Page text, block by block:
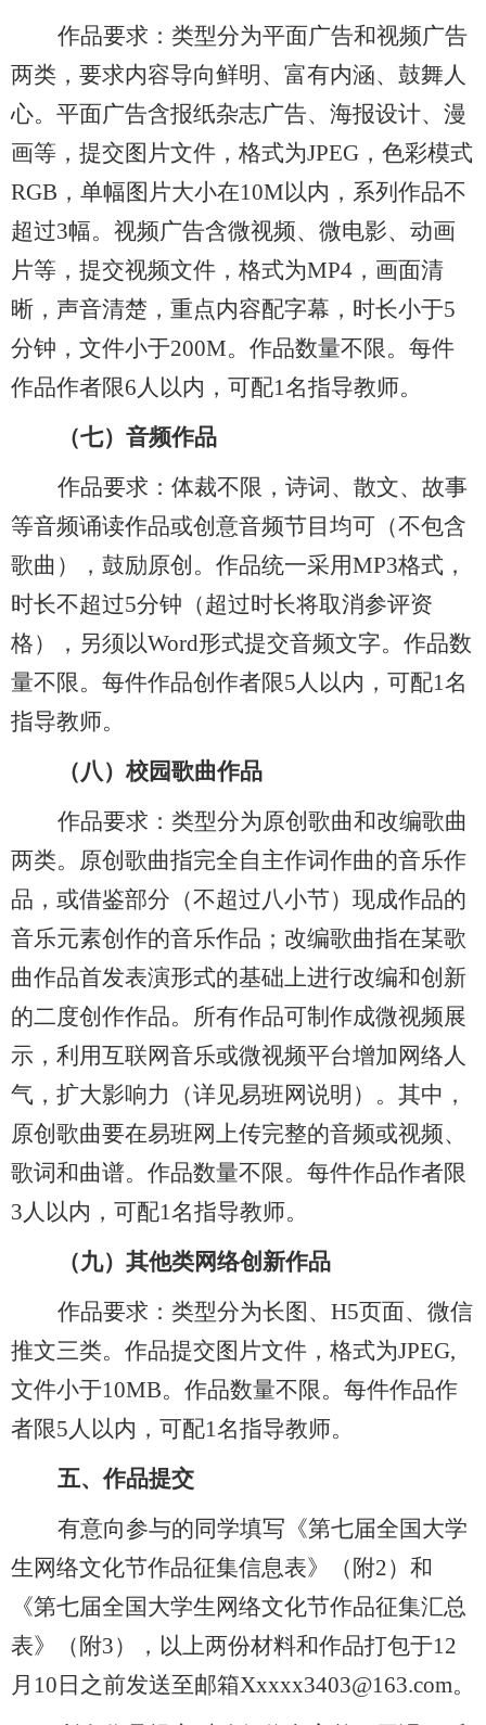
作品要求：类型分为平面广告和视频广告
两类，要求内容导向鲜明、富有内涵、鼓舞人
心。平面广告含报纸杂志广告、海报设计、漫
画等，提交图片文件，格式为JPEG ， 色彩模式
RGB ， 单幅图片大小在10M以内，系列作品不
超过3幅。视频广告含微视频、微电影、动画
片等，提交视频文件，格式为MP4 ， 画面清
晰，声音清楚，重点内容配字幕，时长小于5
分钟，文件小于200M。作品数量不限。每件
作品作者限6人以内，可配1名指导教师。
（七） 音频作品
作品要求：体裁不限，诗词、散文、故事
等音频诵读作品或创意音频节目均可 （不包含
歌曲 ）， 鼓励原创。作品统一采用MP3格式，
时长不超过5分钟 （超过时长将取消参评资
格）， 另须以Word形式提交音频文字。作品数
量不限。每件作品创作者限5人以内，可配1名
指导教师。
（八）校园歌曲作品
作品要求：类型分为原创歌曲和改编歌曲
两类。原创歌曲指完全自主作词作曲的音乐作
品，或借鉴部分 （不超过八小节） 现成作品的
音乐元素创作的音乐作品；改编歌曲指在某歌
曲作品首发表演形式的基础上进行改编和创新
的二度创作作品。所有作品可制作成微视频展
示，利用互联网音乐或微视频平台增加网络人
气，扩大影响力
（详见易班网说明 ） 。其中，
原创歌曲要在易班网上传完整的音频或视频、
歌词和曲谱。作品数量不限。每件作品作者限
3人以内，可配1名指导教师。
（九） 其他类网络创新作品
作品要求：类型分为长图、 H5页面、微信
推文三类。作品提交图片文件，格式为JPEG,
文件小于10MB。作品数量不限。每件作品作
者限5人以内，可配1名指导教师。
五、作品提交
有意向参与的同学填写《第七届全国大学
生网络文化节作品征集信息表》
（ 附2） 和
《第七届全国大学生网络文化节作品征集汇总
表》
（ 附3），以上两份材料和作品打包于12
月10日之前发送至邮箱Xxxxx3403@163.com。